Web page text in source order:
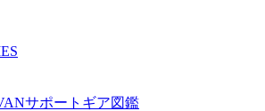
サポートギア図鑑